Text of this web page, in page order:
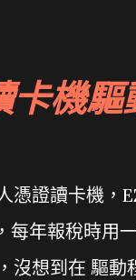
卡機驅
憑證讀卡機，
每年報稅時用
沒想到在 驅